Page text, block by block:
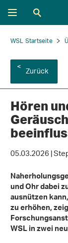
WSL Startseite
Zurück
Hören
05.03.2026 |
und Ohr dabei
ausnützen
zu erhöhen,
WSL in zwei